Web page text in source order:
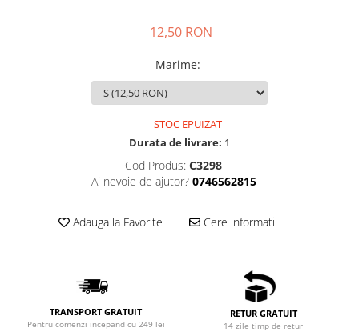
12,50 RON
Marime:
STOC EPUIZAT
Durata de livrare: 1
Cod Produs: C3298
Ai nevoie de ajutor? 0746562815
Adauga la Favorite Cere informatii
TRANSPORT GRATUIT
Pentru comenzi incepand cu 249 lei
RETUR GRATUIT
14 zile timp de retur